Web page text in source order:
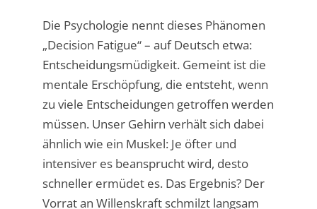
Die Psychologie nennt dieses Phänomen
„Decision Fatigue“ – auf Deutsch etwa:
Entscheidungsmüdigkeit. Gemeint ist die
mentale Erschöpfung, die entsteht, wenn
zu viele Entscheidungen getroffen werden
müssen. Unser Gehirn verhält sich dabei
ähnlich wie ein Muskel: Je öfter und
intensiver es beansprucht wird, desto
schneller ermüdet es. Das Ergebnis? Der
Vorrat an Willenskraft schmilzt langsam